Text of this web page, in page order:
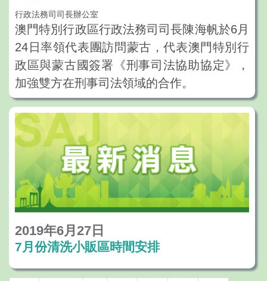
行政法務司司長辦公室
澳門特別行政區行政法務司司長陳海帆於6月
24日率領代表團訪問蒙古，代表澳門特別行
政區與蒙古國簽署《刑事司法協助協定》，
加強雙方在刑事司法領域的合作。
2019年6月27日
7月份清洗小販區時間安排